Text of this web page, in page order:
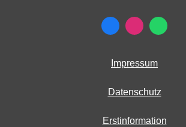
Impressum
Datenschutz
Erstinformation